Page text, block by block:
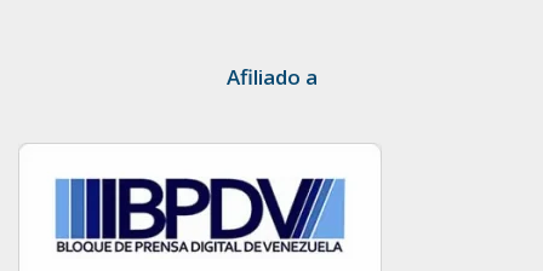
Afiliado a